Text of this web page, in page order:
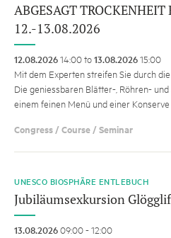
ABGESAGT
12.-13.08.2026
12.08.202614:00 to13.08.202615:00
Mit dem Experten streifen Sie durch
Die geniessbaren Blätter-, Röhren-
einem feinen Menü und einer
Congress / Course / Seminar
UNESCO BIOSPHÄRE ENTLEBUCH
Jubiläumsexkursion
13.08.202609:00 - 12:00